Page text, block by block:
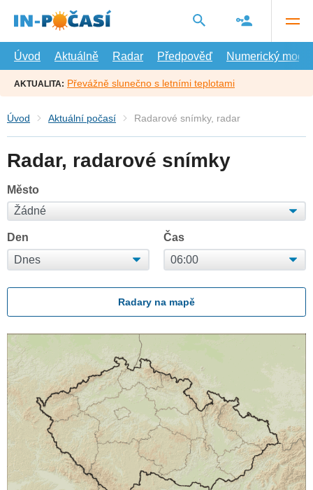
hlavní
Úvod
Aktuálně Radar Předpověď Numerický model
AKTUALITA: Převážně slunečno s letními teplotami
Úvod Aktuální počasí Radarové snímky, radar
Radar, radarové snímky
Město
Den Čas
Radary na mapě